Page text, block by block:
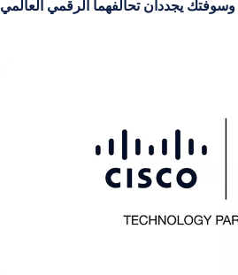
يجددان تحالفهما الرقمي العالمي